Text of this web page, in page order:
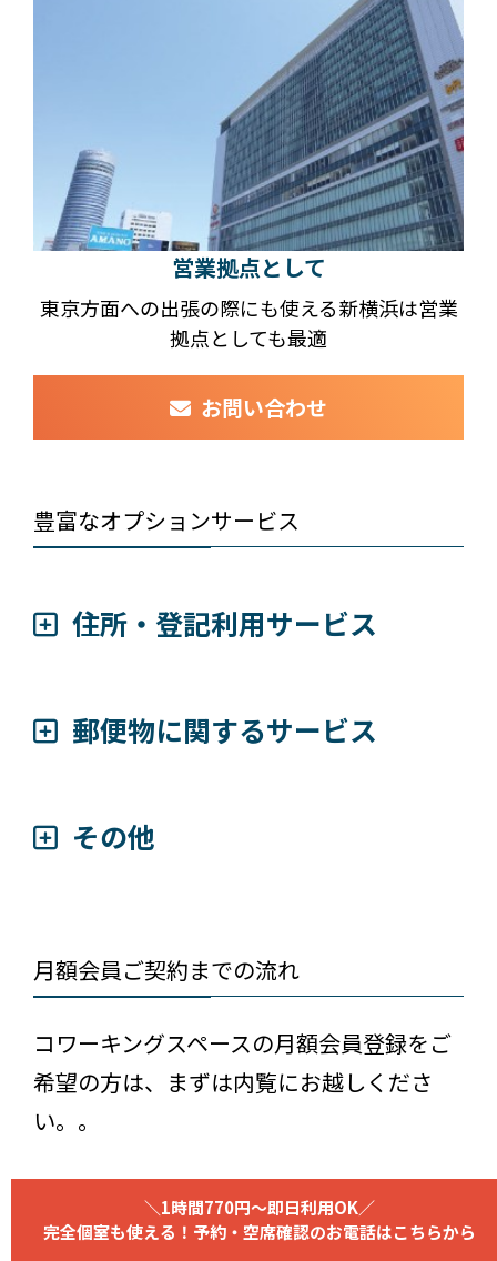
営業拠点として
東京方面への出張の際にも使える新横浜は営業
拠点としても最適
お問い合わせ
豊富なオプションサービス
住所・登記利用サービス
郵便物に関するサービス
その他
月額会員ご契約までの流れ
コワーキングスペースの月額会員登録をご
希望の方は、まずは内覧にお越しくださ
い。。
＼1時間770円～即日利用OK／
完全個室も使える！予約・空席確認のお電話はこちらから